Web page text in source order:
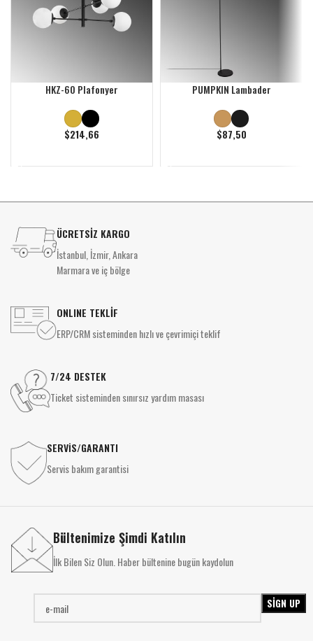
HKZ-60 Plafonyer
$214,66
PUMPKIN Lambader
$87,50
ÜCRETSİZ KARGO
İstanbul, İzmir, Ankara
Marmara ve iç bölge
ONLINE TEKLİF
ERP/CRM sisteminden hızlı ve çevrimiçi teklif
7/24 DESTEK
Ticket sisteminden sınırsız yardım masası
SERVİS/GARANTI
Servis bakım garantisi
Bültenimize Şimdi Katılın
İlk Bilen Siz Olun. Haber bültenine bugün kaydolun